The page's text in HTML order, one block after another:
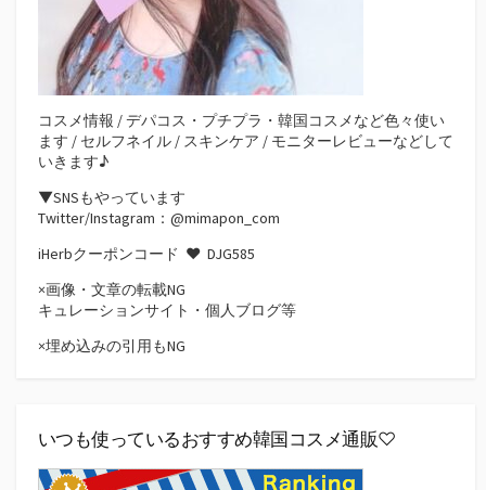
コスメ情報 / デパコス・プチプラ・韓国コスメなど色々使い
ます / セルフネイル / スキンケア / モニターレビューなどして
いきます♪
▼SNSもやっています
Twitter/Instagram：@mimapon_com
iHerbクーポンコード ♥ DJG585
×画像・文章の転載NG
キュレーションサイト・個人ブログ等
×埋め込みの引用もNG
いつも使っているおすすめ韓国コスメ通販♡